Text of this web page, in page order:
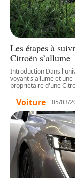
Les étapes à
Citroën s’allume
Introduction Dans
voyant s'allume et
propriétaire d'une
Voiture 05/03/